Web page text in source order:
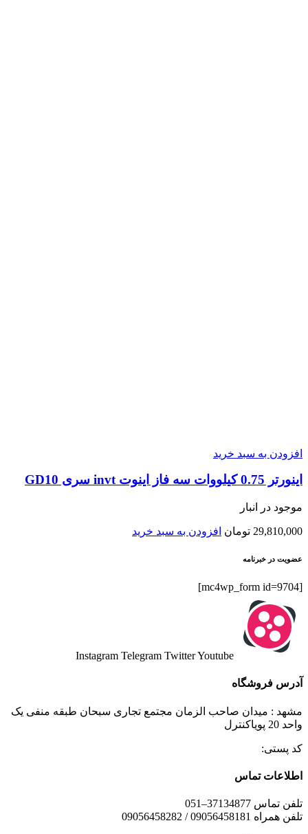
افزودن به سبد خرید
اينورتر 0.75 کیلووات سه فاز اینوت invt سری GD10
موجود در انبار
29,810,000 تومان افزودن به سبد خرید
عضویت در خبرنامه
[mc4wp_form id=9704]
Instagram Telegram TwitterYoutube
آدرس فروشگاه
مشهد : میدان صاحب الزمان مجتمع تجاری سبحان طبقه منفی یک
واحد 20 پویاکنترل
کد پستی:
اطلاعات تماس
تلفن تماس 37134877–051
تلفن همراه 09056458181 / 09056458282